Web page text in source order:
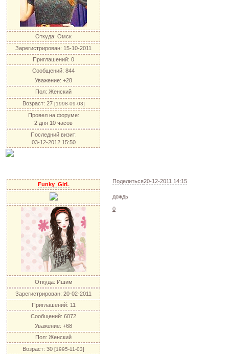
Откуда: Омск
Зарегистрирован: 15-10-2011
Приглашений: 0
Сообщений: 844
Уважение: +28
Пол: Женский
Возраст: 27 [1998-09-03]
Провел на форуме:
2 дня 10 часов
Последний визит:
03-12-2012 15:50
Поделиться20-12-2011 14:15
Funky_GirL
Откуда: Ишим
Зарегистрирован: 20-02-2011
Приглашений: 11
Сообщений: 6072
Уважение: +68
Пол: Женский
Возраст: 30 [1995-11-03]
дождь
0